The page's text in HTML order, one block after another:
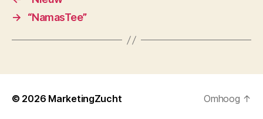
→
“NamasTee”
© 2026 MarketingZucht Omhoog ↑